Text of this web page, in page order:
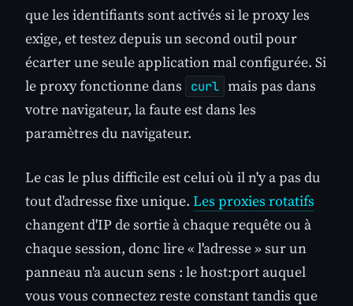
que les identifiants sont activés si le proxy les
exige, et testez depuis un second outil pour
écarter une seule application mal configurée. Si
le proxy fonctionne dans
curl mais pas dans
votre navigateur, la faute est dans les
paramètres du navigateur.
Le cas le plus difficile est celui où il n'y a pas du
tout d'adresse fixe unique. Les proxies rotatifs
changent d'IP de sortie à chaque requête ou à
chaque session, donc lire « l'adresse » sur un
panneau n'a aucun sens : le host:port auquel
vous vous connectez reste constant tandis que